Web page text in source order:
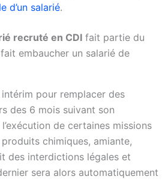
d’un salarié.
recruté en CDI fait partie du
embaucher un salarié de
pour remplacer des
des 6 mois suivant son
de certaines missions
chimiques, amiante,
des interdictions légales et
sera alors automatiquement